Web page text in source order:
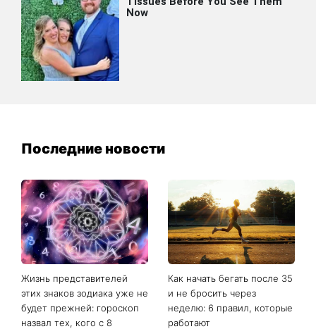
Последние новости
Жизнь представителей
этих знаков зодиака уже не
будет прежней: гороскоп
назвал тех, кого с 8
Как начать бегать после 35
и не бросить через
неделю: 6 правил, которые
работают